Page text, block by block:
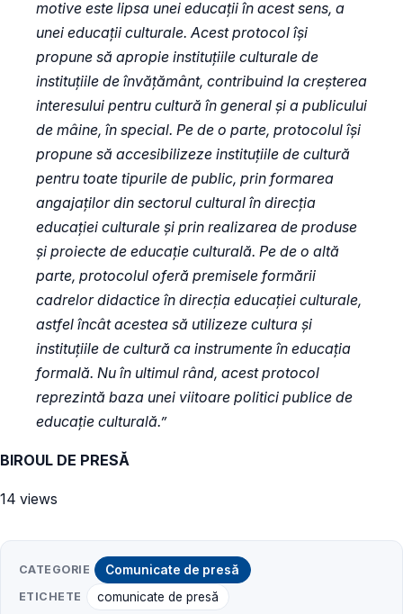
motive este lipsa unei educații în acest sens, a
unei educații culturale. Acest protocol își
propune să apropie instituțiile culturale de
instituțiile de învățământ, contribuind la creșterea
interesului pentru cultură în general și a publicului
de mâine, în special. Pe de o parte, protocolul își
propune să accesibilizeze instituțiile de cultură
pentru toate tipurile de public, prin formarea
angajaților din sectorul cultural în direcția
educației culturale și prin realizarea de produse
și proiecte de educație culturală. Pe de o altă
parte, protocolul oferă premisele formării
cadrelor didactice în direcția educației culturale,
astfel încât acestea să utilizeze cultura și
instituțiile de cultură ca instrumente în educația
formală. Nu în ultimul rând, acest protocol
reprezintă baza unei viitoare politici publice de
educație culturală.”
BIROUL DE PRESĂ
14 views
CATEGORIE Comunicate de presă
ETICHETE comunicate de presă